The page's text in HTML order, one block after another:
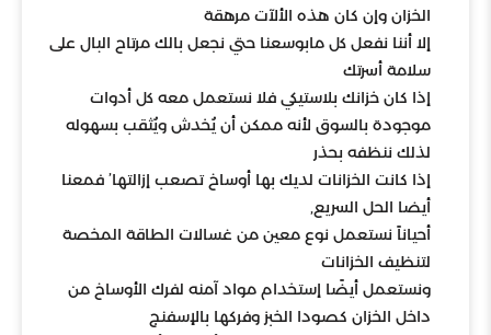
الخزان وإن كان هذه الألآت مرهقة
إلا أننا نفعل كل مابوسعنا حتي نجعل بالك مرتاح البال على
سلامة أسرتك
إذا كان خزانك بلاستيكي فلا نستعمل معه كل أدوات
موجودة بالسوق لأنه ممكن أن يُخدش ويُثقب بسهوله
لذلك ننظفه بحذر
إذا كانت الخزانات لديك بها أوساخ تصعب إزالتها’ فمعنا
أيضا الحل السريع,
أحياناً نستعمل نوع معين من غسالات الطاقة المخصة
لتنظيف الخزانات
ونستعمل أيضًا إستخدام مواد آمنه لفرك الأوساخ من
داخل الخزان كصودا الخبز وفركها بالإسفنج